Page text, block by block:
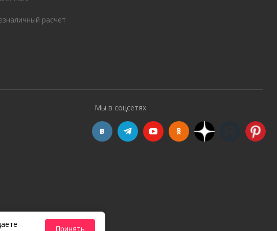
расчет
Мы в соцсетях
Принять